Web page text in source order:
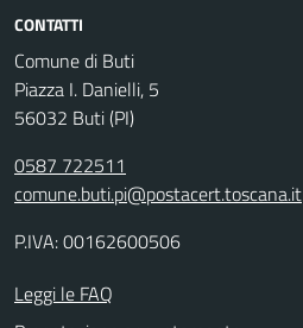
CONTATTI
Comune di Buti
Piazza I. Danielli, 5
56032 Buti (PI)
0587 722511
comune.buti.pi@postacert.toscana.it
P.IVA: 00162600506
Leggi le FAQ